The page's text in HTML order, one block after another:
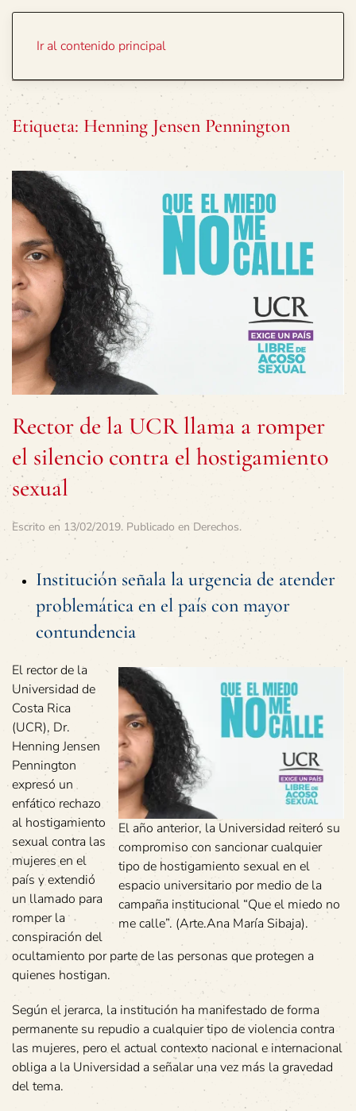
Ir al contenido principal
Etiqueta: Henning Jensen Pennington
Rector de la UCR llama a romper
el silencio contra el hostigamiento
sexual
Escrito en 13/02/2019. Publicado en Derechos.
Institución señala la urgencia de atender
problemática en el país con mayor
contundencia
El año anterior, la Universidad reiteró su
compromiso con sancionar cualquier
tipo de hostigamiento sexual en el
espacio universitario por medio de la
campaña institucional “Que el miedo no
me calle”. (Arte.Ana María Sibaja).
El rector de la
Universidad de
Costa Rica
(UCR), Dr.
Henning Jensen
Pennington
expresó un
enfático rechazo
al hostigamiento
sexual contra las
mujeres en el
país y extendió
un llamado para
romper la
conspiración del
ocultamiento por parte de las personas que protegen a
quienes hostigan.
Según el jerarca, la institución ha manifestado de forma
permanente su repudio a cualquier tipo de violencia contra
las mujeres, pero el actual contexto nacional e internacional
obliga a la Universidad a señalar una vez más la gravedad
del tema.